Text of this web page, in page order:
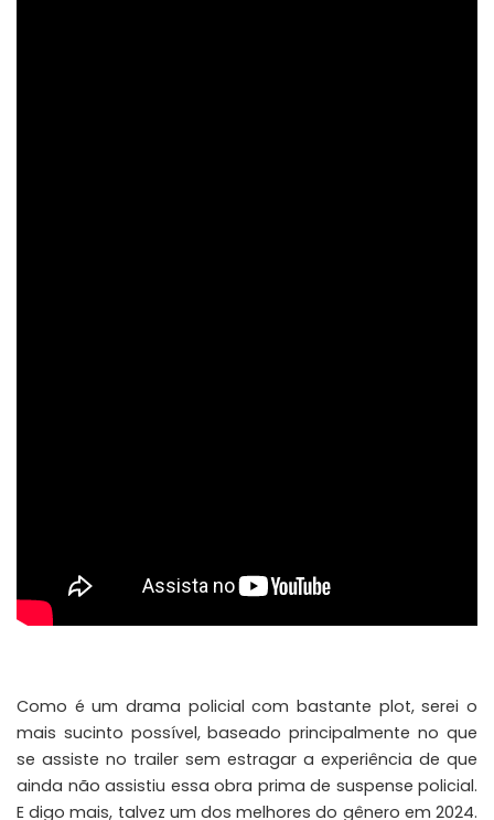
Como é um drama policial com bastante plot, serei o
mais sucinto possível, baseado principalmente no que
se assiste no trailer sem estragar a experiência de que
ainda não assistiu essa obra prima de suspense policial.
E digo mais, talvez um dos melhores do gênero em 2024.